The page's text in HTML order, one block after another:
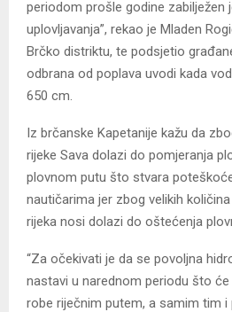
periodom prošle godine zabilježen
uplovljavanja”, rekao je Mladen
Brčko distriktu, te podsjetio
odbrana od poplava uvodi kada
650 cm.
Iz brčanske Kapetanije kažu da
rijeke Sava dolazi do pomjeranja
plovnom putu što stvara
nautičarima jer zbog velikih
rijeka nosi dolazi do oštećenja
“Za očekivati je da se povoljna
nastavi u narednom periodu što
robe riječnim putem, a samim tim i